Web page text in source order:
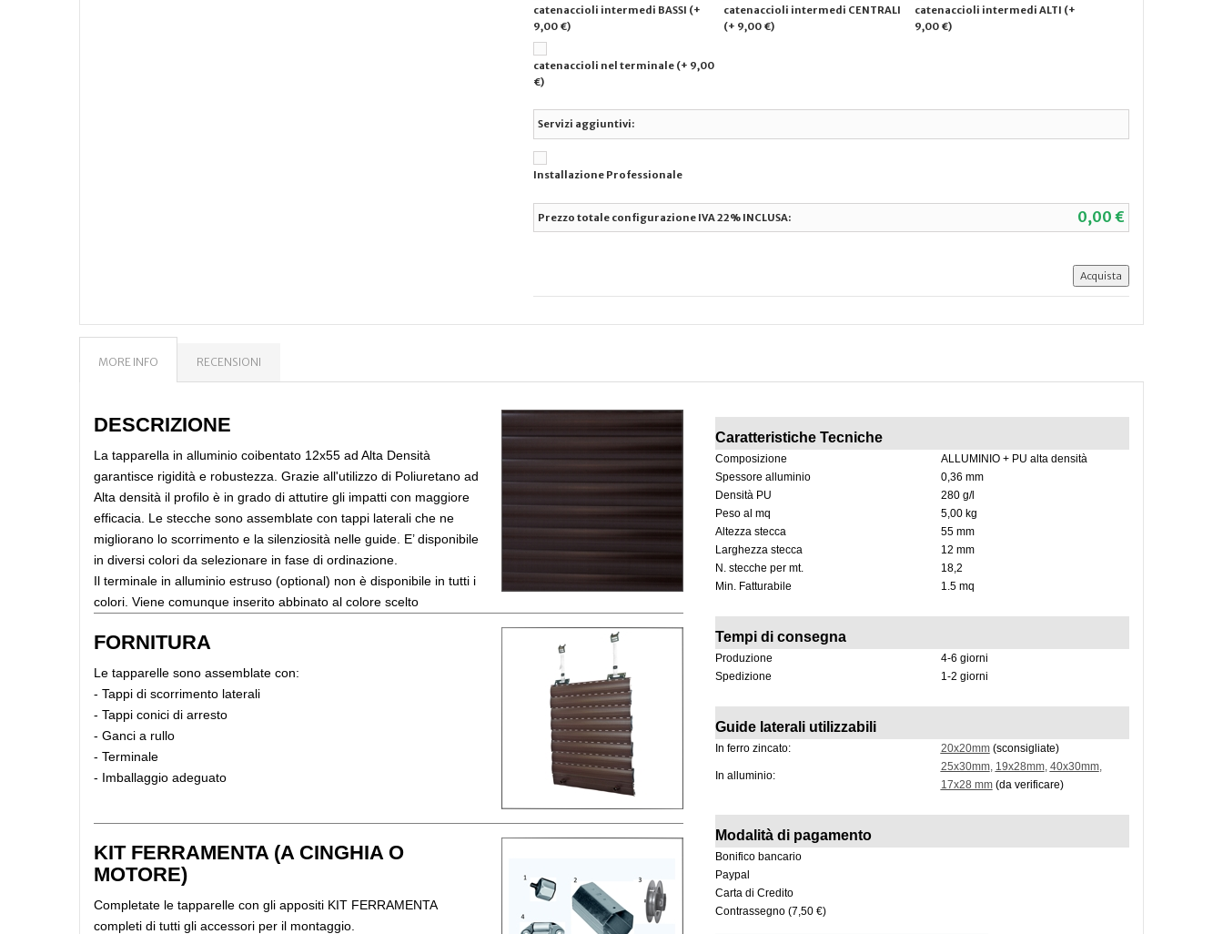
catenaccioli intermedi BASSI (+
9,00 €)
catenaccioli intermedi CENTRALI
(+ 9,00 €)
catenaccioli intermedi ALTI (+
9,00 €)
catenaccioli nel terminale (+ 9,00
€)
Servizi aggiuntivi:
Installazione Professionale
Prezzo totale configurazione IVA 22% INCLUSA: 0,00 €
MORE INFO RECENSIONI
DESCRIZIONE
La tapparella in alluminio coibentato 12x55 ad Alta Densità
garantisce rigidità e robustezza. Grazie all'utilizzo di Poliuretano ad
Alta densità il profilo è in grado di attutire gli impatti con maggiore
efficacia. Le stecche sono assemblate con tappi laterali che ne
migliorano lo scorrimento e la silenziosità nelle guide. E’ disponibile
in diversi colori da selezionare in fase di ordinazione.
Il terminale in alluminio estruso (optional) non è disponibile in tutti i
colori. Viene comunque inserito abbinato al colore scelto
FORNITURA
Le tapparelle sono assemblate con:
- Tappi di scorrimento laterali
- Tappi conici di arresto
- Ganci a rullo
- Terminale
- Imballaggio adeguato
KIT FERRAMENTA (A CINGHIA O
MOTORE)
Completate le tapparelle con gli appositi KIT FERRAMENTA
completi di tutti gli accessori per il montaggio.
Caratteristiche Tecniche
Composizione
ALLUMINIO + PU alta densità
Spessore alluminio
0,36 mm
Densità PU
280 g/l
Peso al mq
5,00 kg
Altezza stecca
55 mm
Larghezza stecca
12 mm
N. stecche per mt.
18,2
Min. Fatturabile
1.5 mq
Tempi di consegna
Produzione
4-6 giorni
Spedizione
1-2 giorni
Guide laterali utilizzabili
In ferro zincato: 20x20mm(sconsigliate)
In alluminio:
25x30mm, 19x28mm, 40x30mm,
17x28 mm(da verificare)
Modalità di pagamento
Bonifico bancario
Paypal
Carta di Credito
Contrassegno (7,50 €)